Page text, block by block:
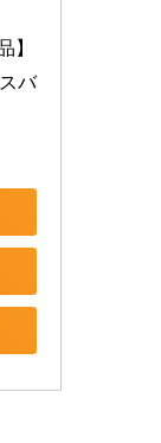
】
バ